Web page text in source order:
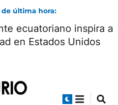
de última hora:
ecuatoriano inspira a
en Estados Unidos